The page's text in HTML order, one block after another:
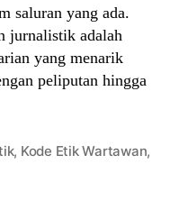
saluran yang ada.
jurnalistik adalah
yang menarik
peliputan hingga
, Kode Etik Wartawan,